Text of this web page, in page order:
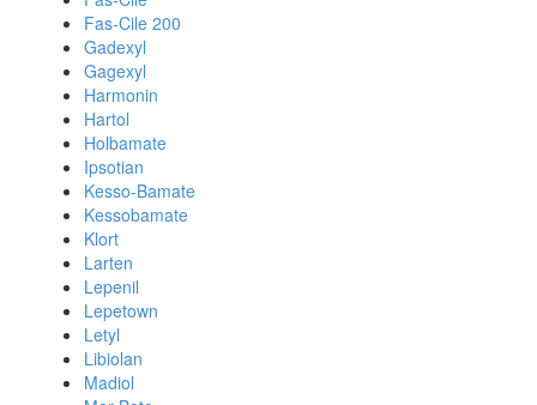
Fas-Cile 200
Gadexyl
Gagexyl
Harmonin
Hartol
Holbamate
Ipsotian
Kesso-Bamate
Kessobamate
Klort
Larten
Lepenil
Lepetown
Letyl
Libiolan
Madiol